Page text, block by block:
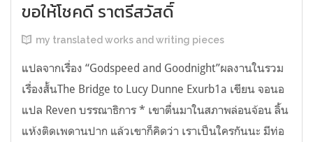
ขอให้โชคดี ราตรีสวัสดิ์
my translated works and writing pieces
แปลจากเรื่อง “Godspeed and Goodnight”ผลงานในรวม
เรื่องสั้นThe Bridge to Lucy Dunne Exurb1a เขียน จอนอ
แปล Reven บรรณาธิการ * เขาตื่นมาในสภาพล่อนจ้อน ลิ้น
แห้งติดเพดานปาก แล้วเขาก็คิดว่า เราเป็นใครกันนะ มีท่อ